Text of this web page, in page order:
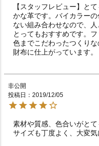
【スタッフレビュー】と
かな革です。バイカラー
ない組み合わせなので、
とってもおすすめです。
色までこだわったつくり
財布に仕上がっています。
非公開
投稿日
2019/12/05
素材や質感、色合いがとて
サイズも丁度よく、大変気